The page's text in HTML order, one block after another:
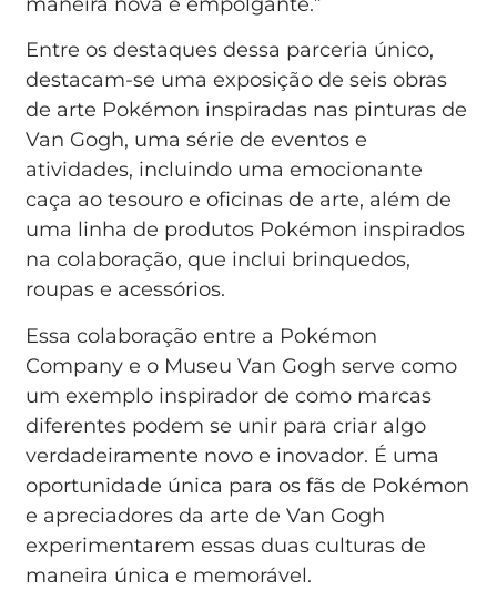
Entre os destaques dessa parceria único,
destacam-se uma exposição de seis obras
de arte Pokémon inspiradas nas pinturas de
Van Gogh, uma série de eventos e
atividades, incluindo uma emocionante
caça ao tesouro e oficinas de arte, além de
uma linha de produtos Pokémon inspirados
na colaboração, que inclui brinquedos,
roupas e acessórios.
Essa colaboração entre a Pokémon
Company e o Museu Van Gogh serve como
um exemplo inspirador de como marcas
diferentes podem se unir para criar algo
verdadeiramente novo e inovador. É uma
oportunidade única para os fãs de Pokémon
e apreciadores da arte de Van Gogh
experimentarem essas duas culturas de
maneira única e memorável.